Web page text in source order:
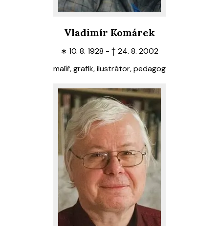
Vladimír Komárek
∗ 10. 8. 1928 - † 24. 8. 2002
malíř, grafik, ilustrátor, pedagog